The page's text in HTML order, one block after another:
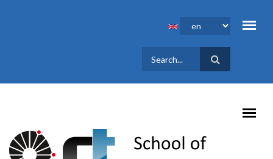
SEARCH
FORM